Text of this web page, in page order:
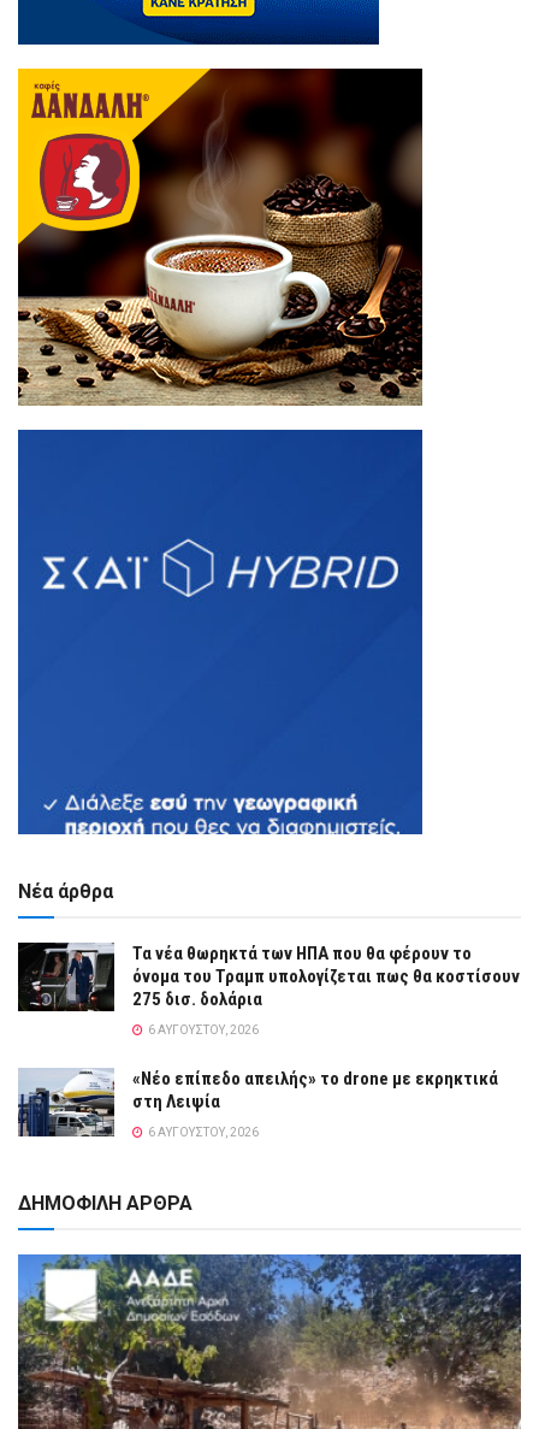
Νέα άρθρα
Τα νέα θωρηκτά των ΗΠΑ που θα φέρουν το
όνομα του Τραμπ υπολογίζεται πως θα κοστίσουν
275 δισ. δολάρια
6 ΑΥΓΟΎΣΤΟΥ, 2026
«Νέο επίπεδο απειλής» το drone με εκρηκτικά
στη Λειψία
6 ΑΥΓΟΎΣΤΟΥ, 2026
ΔΗΜΟΦΙΛΗ ΑΡΘΡΑ